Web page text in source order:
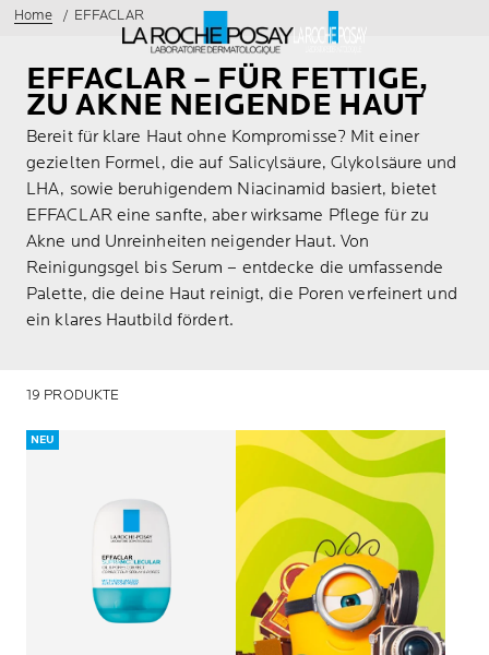
Home EFFACLAR
EFFACLAR – FÜR FETTIGE,
ZU AKNE NEIGENDE HAUT
Bereit für klare Haut ohne Kompromisse? Mit einer
gezielten Formel, die auf Salicylsäure, Glykolsäure und
LHA, sowie beruhigendem Niacinamid basiert, bietet
EFFACLAR eine sanfte, aber wirksame Pflege für zu
Akne und Unreinheiten neigender Haut. Von
Reinigungsgel bis Serum – entdecke die umfassende
Palette, die deine Haut reinigt, die Poren verfeinert und
ein klares Hautbild fördert.
19 PRODUKTE
NEU